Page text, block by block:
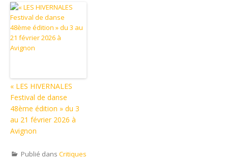
« LES HIVERNALES
Festival de danse
48ème édition » du 3
au 21 février 2026 à
Avignon
Publié dans Critiques